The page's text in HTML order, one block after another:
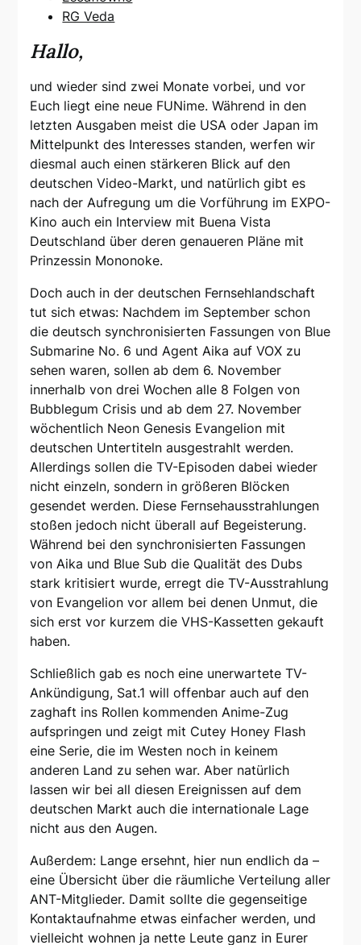
RG Veda
Hallo,
und wieder sind zwei Monate vorbei, und vor
Euch liegt eine neue FUNime. Während in den
letzten Ausgaben meist die USA oder Japan im
Mittelpunkt des Interesses standen, werfen wir
diesmal auch einen stärkeren Blick auf den
deutschen Video-Markt, und natürlich gibt es
nach der Aufregung um die Vorführung im EXPO-
Kino auch ein Interview mit Buena Vista
Deutschland über deren genaueren Pläne mit
Prinzessin Mononoke.
Doch auch in der deutschen Fernsehlandschaft
tut sich etwas: Nachdem im September schon
die deutsch synchronisierten Fassungen von Blue
Submarine No. 6 und Agent Aika auf VOX zu
sehen waren, sollen ab dem 6. November
innerhalb von drei Wochen alle 8 Folgen von
Bubblegum Crisis und ab dem 27. November
wöchentlich Neon Genesis Evangelion mit
deutschen Untertiteln ausgestrahlt werden.
Allerdings sollen die TV-Episoden dabei wieder
nicht einzeln, sondern in größeren Blöcken
gesendet werden. Diese Fernsehausstrahlungen
stoßen jedoch nicht überall auf Begeisterung.
Während bei den synchronisierten Fassungen
von Aika und Blue Sub die Qualität des Dubs
stark kritisiert wurde, erregt die TV-Ausstrahlung
von Evangelion vor allem bei denen Unmut, die
sich erst vor kurzem die VHS-Kassetten gekauft
haben.
Schließlich gab es noch eine unerwartete TV-
Ankündigung, Sat.1 will offenbar auch auf den
zaghaft ins Rollen kommenden Anime-Zug
aufspringen und zeigt mit Cutey Honey Flash
eine Serie, die im Westen noch in keinem
anderen Land zu sehen war. Aber natürlich
lassen wir bei all diesen Ereignissen auf dem
deutschen Markt auch die internationale Lage
nicht aus den Augen.
Außerdem: Lange ersehnt, hier nun endlich da –
eine Übersicht über die räumliche Verteilung aller
ANT-Mitglieder. Damit sollte die gegenseitige
Kontaktaufnahme etwas einfacher werden, und
vielleicht wohnen ja nette Leute ganz in Eurer